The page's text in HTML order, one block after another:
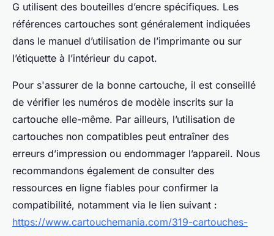
G utilisent des bouteilles d’encre spécifiques. Les
références cartouches sont généralement indiquées
dans le manuel d’utilisation de l’imprimante ou sur
l’étiquette à l’intérieur du capot.
Pour s'assurer de la bonne cartouche, il est conseillé
de vérifier les numéros de modèle inscrits sur la
cartouche elle-même. Par ailleurs, l’utilisation de
cartouches non compatibles peut entraîner des
erreurs d’impression ou endommager l’appareil. Nous
recommandons également de consulter des
ressources en ligne fiables pour confirmer la
compatibilité, notamment via le lien suivant :
https://www.cartouchemania.com/319-cartouches-